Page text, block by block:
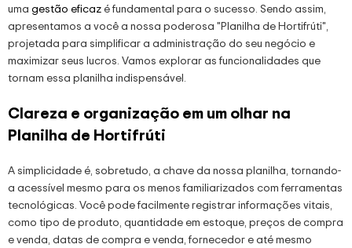
uma gestão eficazé fundamental para o sucesso. Sendo assim,
apresentamos a você a nossa poderosa "Planilha de Hortifrúti",
projetada para simplificar a administração do seu negócio e
maximizar seus lucros. Vamos explorar as funcionalidades que
tornam essa planilha indispensável.
Clareza e organização em um olhar na
Planilha de Hortifrúti
A simplicidade é, sobretudo, a chave da nossa planilha, tornando-
a acessível mesmo para os menos familiarizados com ferramentas
tecnológicas. Você pode facilmente registrar informações vitais,
como tipo de produto, quantidade em estoque, preços de compra
e venda, datas de compra e venda, fornecedor e até mesmo